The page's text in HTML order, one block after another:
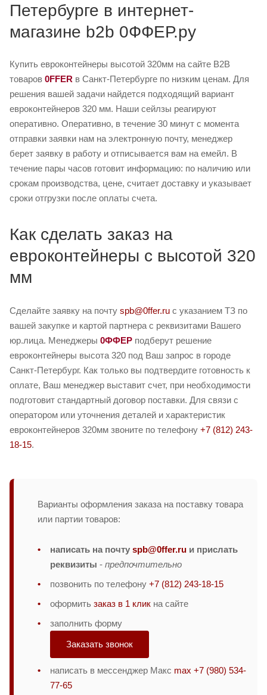
Петербурге в интернет-
магазине b2b 0ФФЕР.ру
Купить евроконтейнеры высотой 320мм на сайте B2B
товаров 0FFER в Санкт-Петербурге по низким ценам. Для
решения вашей задачи найдется подходящий вариант
евроконтейнеров 320 мм. Наши сейлзы реагируют
оперативно. Оперативно, в течение 30 минут с момента
отправки заявки нам на электронную почту, менеджер
берет заявку в работу и отписывается вам на емейл. В
течение пары часов готовит информацию: по наличию или
срокам производства, цене, считает доставку и указывает
сроки отгрузки после оплаты счета.
Как сделать заказ на
евроконтейнеры с высотой 320
мм
Сделайте заявку на почту spb@0ffer.ru с указанием ТЗ по
вашей закупке и картой партнера с реквизитами Вашего
юр.лица. Менеджеры 0ФФЕР подберут решение
евроконтейнеры высота 320 под Ваш запрос в городе
Санкт-Петербург. Как только вы подтвердите готовность к
оплате, Ваш менеджер выставит счет, при необходимости
подготовит стандартный договор поставки. Для связи с
оператором или уточнения деталей и характеристик
евроконтейнеров 320мм звоните по телефону +7 (812) 243-
18-15.
Варианты оформления заказа на поставку товара
или партии товаров:
написать на почту spb@0ffer.ru и прислать
реквизиты - предпочтительно
позвонить по телефону +7 (812) 243-18-15
оформить заказ в 1 клик на сайте
заполнить форму
Заказать звонок
написать в мессенджер Макс max +7 (980) 534-
77-65